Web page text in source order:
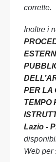
corrette.
Inoltre i
PER LA
TEMPO
Lazio -
Web per